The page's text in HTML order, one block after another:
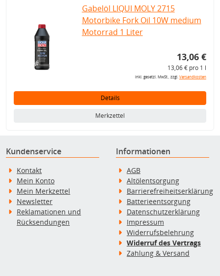
Gabelöl LIQUI MOLY 2715
Motorbike Fork Oil 10W medium
Motorrad 1 Liter
13,06 €
13,06 € pro 1 l
inkl. gesetzl. MwSt., zzgl.Versandkosten
Details
Merkzettel
Kundenservice
Kontakt
Mein Konto
Mein Merkzettel
Newsletter
Reklamationen und
Rücksendungen
Informationen
AGB
Altölentsorgung
Barrierefreiheitserklärung
Batterieentsorgung
Datenschutzerklärung
Impressum
Widerrufsbelehrung
Widerruf des Vertrags
Zahlung & Versand